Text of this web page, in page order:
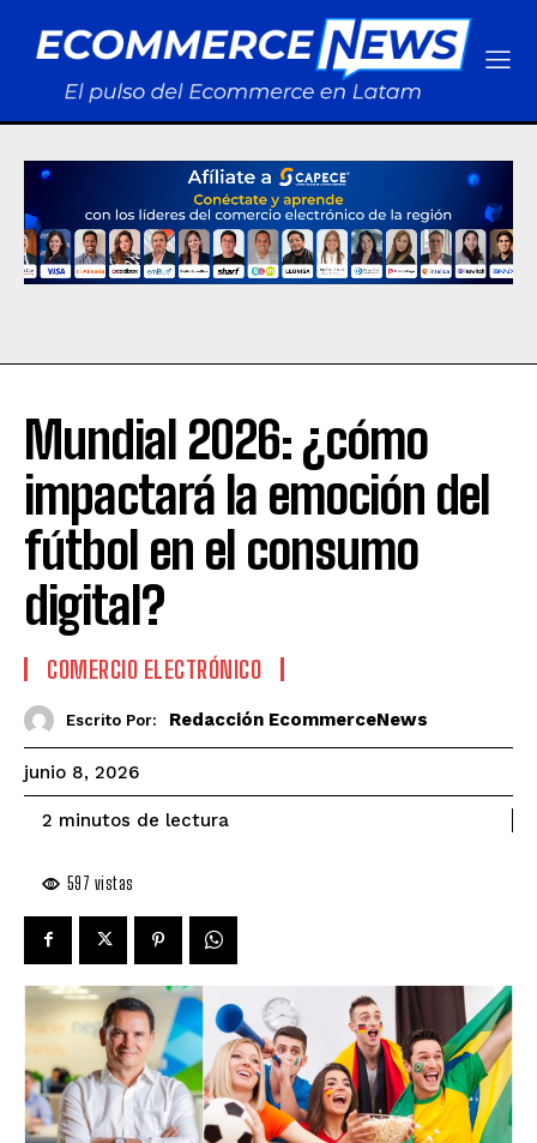
Mundial 2026: ¿cómo
impactará la emoción del
fútbol en el consumo
digital?
COMERCIO ELECTRÓNICO
Escrito Por: Redacción EcommerceNews
junio 8, 2026
2 minutos de lectura
597 vistas